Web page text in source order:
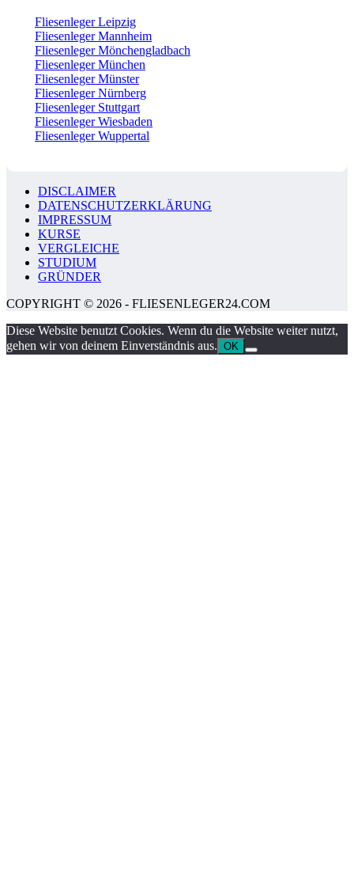
Fliesenleger Leipzig
Fliesenleger Mannheim
Fliesenleger Mönchengladbach
Fliesenleger München
Fliesenleger Münster
Fliesenleger Nürnberg
Fliesenleger Stuttgart
Fliesenleger Wiesbaden
Fliesenleger Wuppertal
DISCLAIMER
DATENSCHUTZERKLÄRUNG
IMPRESSUM
KURSE
VERGLEICHE
STUDIUM
GRÜNDER
COPYRIGHT © 2026 - FLIESENLEGER24.COM
Diese Website benutzt Cookies. Wenn du die Website weiter nutzt,
gehen wir von deinem Einverständnis aus. OK